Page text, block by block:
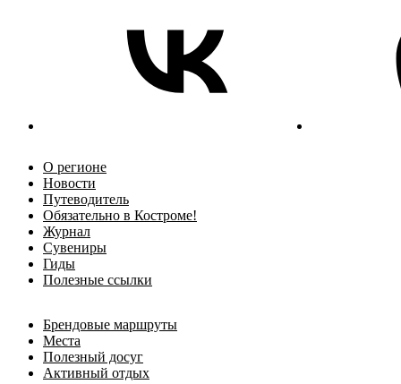
О регионе
Новости
Путеводитель
Обязательно в Костроме!
Журнал
Сувениры
Гиды
Полезные ссылки
Брендовые маршруты
Места
Полезный досуг
Активный отдых